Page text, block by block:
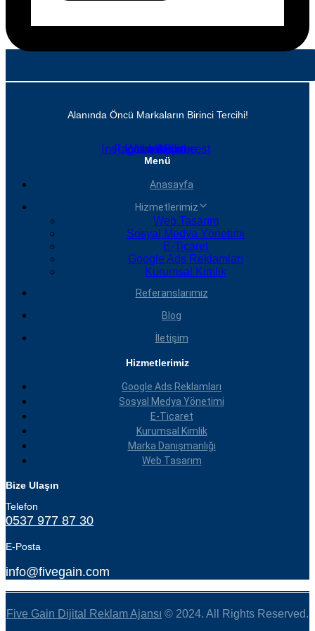
Alanında Öncü Markaların Birinci Tercihi!
Instagram
Facebook
Whatsapp
Linkedin
Youtube
Pinterest
Menü
Anasayfa
Hizmetlerimiz
Web Tasarım
Sosyal Medya Yönetimi
E-Ticaret
Google Ads Reklamları
Kurumsal Kimlik
Referanslarımız
Blog
İletişim
Hizmetlerimiz
Google Ads Reklamları
Sosyal Medya Yönetimi
E-Ticaret
Kurumsal Kimlik
Marka Danışmanlığı
Web Tasarım
Bize Ulaşın
Telefon
0537 977 87 30
E-Posta
info@fivegain.com
Five Gain Dijital Reklam Ajansı © 2024. All Rights Reserved.